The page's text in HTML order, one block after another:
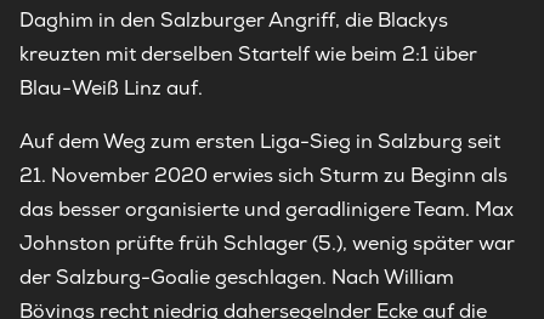
Daghim in den Salzburger Angriff, die Blackys
kreuzten mit derselben Startelf wie beim 2:1 über
Blau-Weiß Linz auf.
Auf dem Weg zum ersten Liga-Sieg in Salzburg seit
21. November 2020 erwies sich Sturm zu Beginn als
das besser organisierte und geradlinigere Team. Max
Johnston prüfte früh Schlager (5.), wenig später war
der Salzburg-Goalie geschlagen. Nach William
Bövings recht niedrig dahersegelnder Ecke auf die